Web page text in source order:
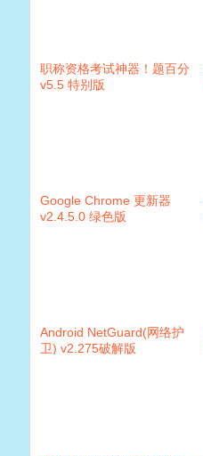
职称资格考试神器！题百分
v5.5 特别版
Google Chrome 更新器
v2.4.5.0 绿色版
Android NetGuard(网络护
卫) v2.275破解版